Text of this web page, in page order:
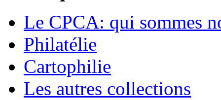
Le CPCA: qui sommes
Philatélie
Cartophilie
Les autres collections